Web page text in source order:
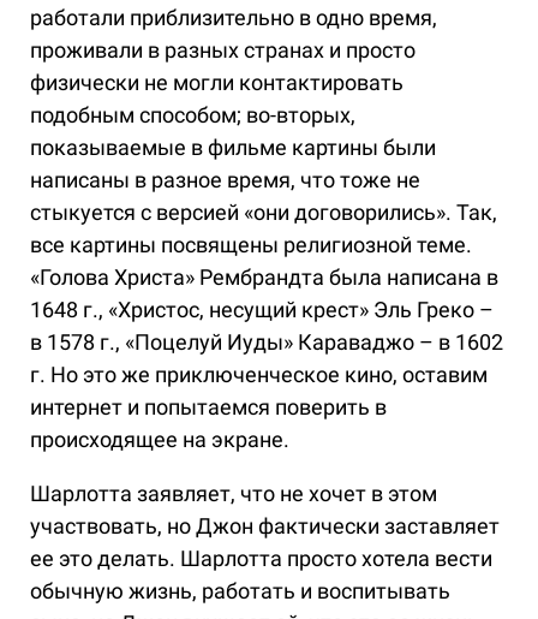
работали приблизительно в одно время,
проживали в разных странах и просто
физически не могли контактировать
подобным способом; во-вторых,
показываемые в фильме картины были
написаны в разное время, что тоже не
стыкуется с версией «они договорились». Так,
все картины посвящены религиозной теме.
«Голова Христа» Рембрандта была написана в
1648 г., «Христос, несущий крест» Эль Греко –
в 1578 г., «Поцелуй Иуды» Караваджо – в 1602
г. Но это же приключенческое кино, оставим
интернет и попытаемся поверить в
происходящее на экране.
Шарлотта заявляет, что не хочет в этом
участвовать, но Джон фактически заставляет
ее это делать. Шарлотта просто хотела вести
обычную жизнь, работать и воспитывать